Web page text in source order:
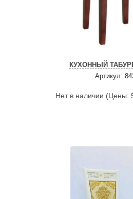
КУХОННЫЙ
Артикул:
Нет в наличии (Цены: